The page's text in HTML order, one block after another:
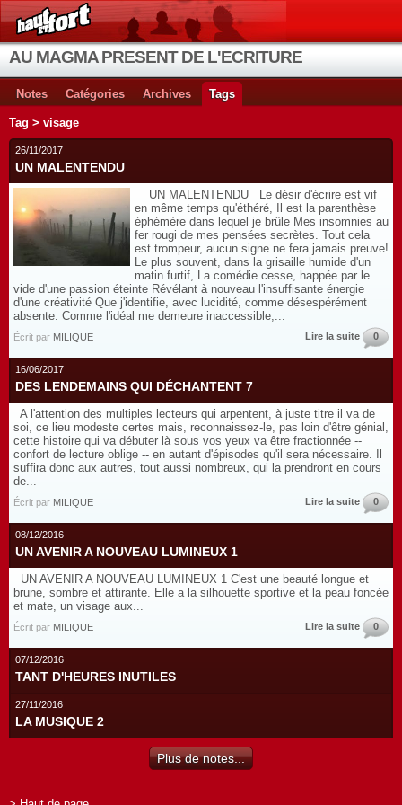
AU MAGMA PRESENT DE L'ECRITURE
Notes Catégories Archives Tags
Tag > visage
26/11/2017
UN MALENTENDU
UN MALENTENDU Le désir d'écrire est vif
en même temps qu'éthéré, Il est la parenthèse
éphémère dans lequel je brûle Mes insomnies au
fer rougi de mes pensées secrètes. Tout cela
est trompeur, aucun signe ne fera jamais preuve!
Le plus souvent, dans la grisaille humide d'un
matin furtif, La comédie cesse, happée par le
vide d'une passion éteinte Révélant à nouveau l'insuffisante énergie
d'une créativité Que j'identifie, avec lucidité, comme désespérément
absente. Comme l'idéal me demeure inaccessible,...
Écrit par MILIQUE Lire la suite 0
16/06/2017
DES LENDEMAINS QUI DÉCHANTENT 7
A l'attention des multiples lecteurs qui arpentent, à juste titre il va de
soi, ce lieu modeste certes mais, reconnaissez-le, pas loin d'être génial,
cette histoire qui va débuter là sous vos yeux va être fractionnée --
confort de lecture oblige -- en autant d'épisodes qu'il sera nécessaire. Il
suffira donc aux autres, tout aussi nombreux, qui la prendront en cours
de...
Écrit par MILIQUE Lire la suite 0
08/12/2016
UN AVENIR A NOUVEAU LUMINEUX 1
UN AVENIR A NOUVEAU LUMINEUX 1 C'est une beauté longue et
brune, sombre et attirante. Elle a la silhouette sportive et la peau foncée
et mate, un visage aux...
Écrit par MILIQUE Lire la suite 0
07/12/2016
TANT D'HEURES INUTILES
27/11/2016
LA MUSIQUE 2
Plus de notes...